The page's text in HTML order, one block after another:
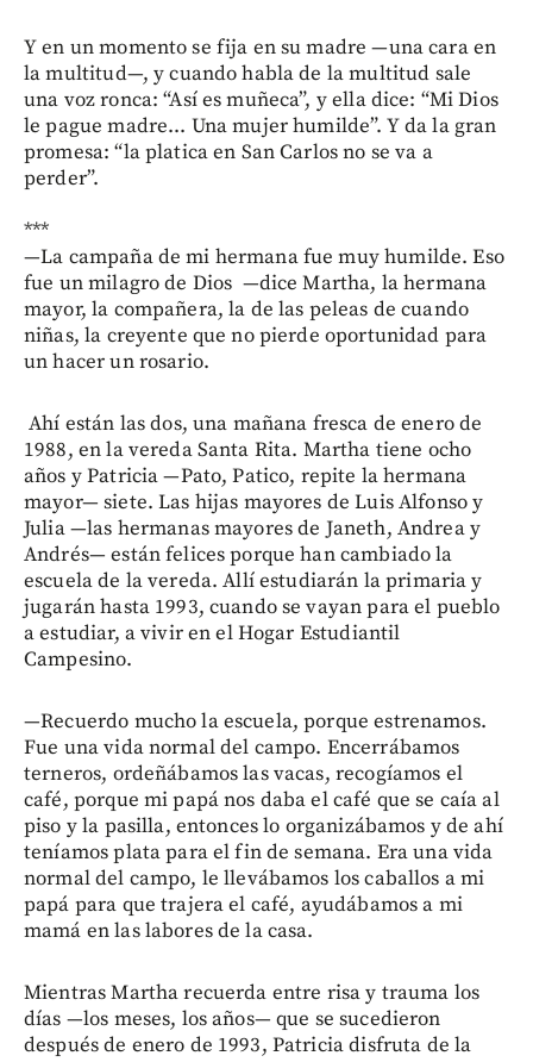
Y en un momento se fija en su madre —una cara en
la multitud—, y cuando habla de la multitud sale
una voz ronca: “Así es muñeca”, y ella dice: “Mi Dios
le pague madre... Una mujer humilde”. Y da la gran
promesa: “la platica en San Carlos no se va a
perder”.
***
—La campaña de mi hermana fue muy humilde. Eso
fue un milagro de Dios —dice Martha, la hermana
mayor, la compañera, la de las peleas de cuando
niñas, la creyente que no pierde oportunidad para
un hacer un rosario.
Ahí están las dos, una mañana fresca de enero de
1988, en la vereda Santa Rita. Martha tiene ocho
años y Patricia —Pato, Patico, repite la hermana
mayor— siete. Las hijas mayores de Luis Alfonso y
Julia —las hermanas mayores de Janeth, Andrea y
Andrés— están felices porque han cambiado la
escuela de la vereda. Allí estudiarán la primaria y
jugarán hasta 1993, cuando se vayan para el pueblo
a estudiar, a vivir en el Hogar Estudiantil
Campesino.
—Recuerdo mucho la escuela, porque estrenamos.
Fue una vida normal del campo. Encerrábamos
terneros, ordeñábamos las vacas, recogíamos el
café, porque mi papá nos daba el café que se caía al
piso y la pasilla, entonces lo organizábamos y de ahí
teníamos plata para el fin de semana. Era una vida
normal del campo, le llevábamos los caballos a mi
papá para que trajera el café, ayudábamos a mi
mamá en las labores de la casa.
Mientras Martha recuerda entre risa y trauma los
días —los meses, los años— que se sucedieron
después de enero de 1993, Patricia disfruta de la